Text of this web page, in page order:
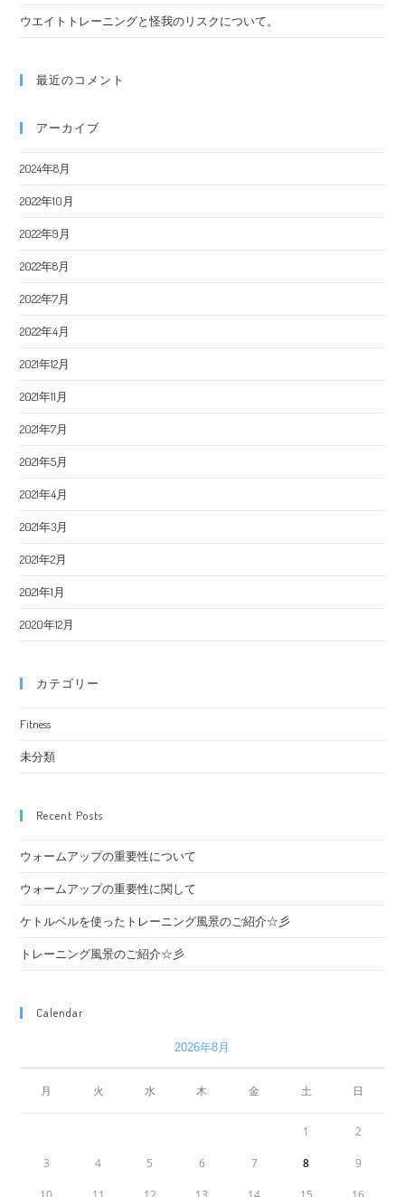
ウエイトトレーニングと怪我のリスクについて。
最近のコメント
アーカイブ
2024年8月
2022年10月
2022年9月
2022年8月
2022年7月
2022年4月
2021年12月
2021年11月
2021年7月
2021年5月
2021年4月
2021年3月
2021年2月
2021年1月
2020年12月
カテゴリー
Fitness
未分類
Recent Posts
ウォームアップの重要性について
ウォームアップの重要性に関して
ケトルベルを使ったトレーニング風景のご紹介☆彡
トレーニング風景のご紹介☆彡
Calendar
2026年8月
月 火 水 木 金 土 日
1 2
3 4 5 6 7 8 9